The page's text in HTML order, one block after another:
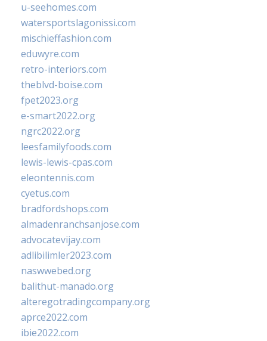
u-seehomes.com
watersportslagonissi.com
mischieffashion.com
eduwyre.com
retro-interiors.com
theblvd-boise.com
fpet2023.org
e-smart2022.org
ngrc2022.org
leesfamilyfoods.com
lewis-lewis-cpas.com
eleontennis.com
cyetus.com
bradfordshops.com
almadenranchsanjose.com
advocatevijay.com
adlibilimler2023.com
naswwebed.org
balithut-manado.org
alteregotradingcompany.org
aprce2022.com
ibie2022.com